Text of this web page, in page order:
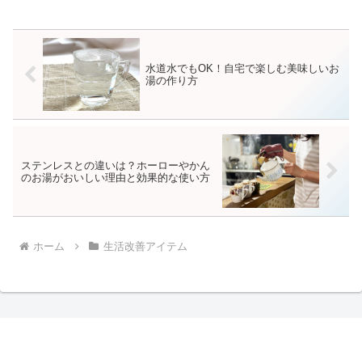
水道水でもOK！自宅で楽しむ美味しいお
湯の作り方
ステンレスとの違いは？ホーローやかん
のお湯がおいしい理由と効果的な使い方
ホーム 生活改善アイテム